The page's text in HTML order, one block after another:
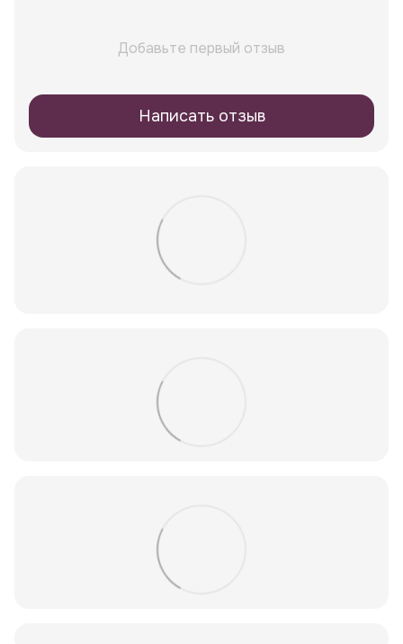
Добавьте первый отзыв
Написать отзыв